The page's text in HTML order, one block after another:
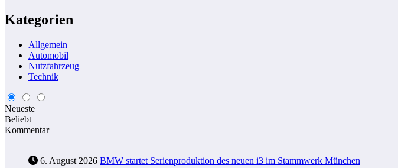
Kategorien
Allgemein
Automobil
Nutzfahrzeug
Technik
Neueste
Beliebt
Kommentar
6. August 2026 BMW startet Serienproduktion des neuen i3 im Stammwerk München